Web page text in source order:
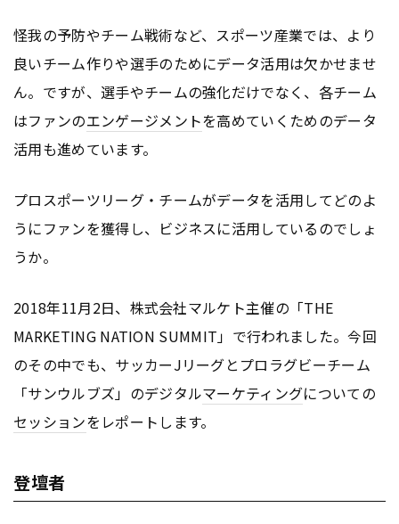
怪我の予防やチーム戦術など、スポーツ産業では、より
良いチーム作りや選手のためにデータ活用は欠かせませ
ん。ですが、選手やチームの強化だけでなく、各チーム
はファンのエンゲージメントを高めていくためのデータ
活用も進めています。
プロスポーツリーグ・チームがデータを活用してどのよ
うにファンを獲得し、ビジネスに活用しているのでしょ
うか。
2018年11月2日、株式会社マルケト主催の「THE
MARKETING NATION SUMMIT」で行われました。今回
のその中でも、サッカーJリーグとプロラグビーチーム
「サンウルブズ」のデジタルマーケティングについての
セッションをレポートします。
登壇者